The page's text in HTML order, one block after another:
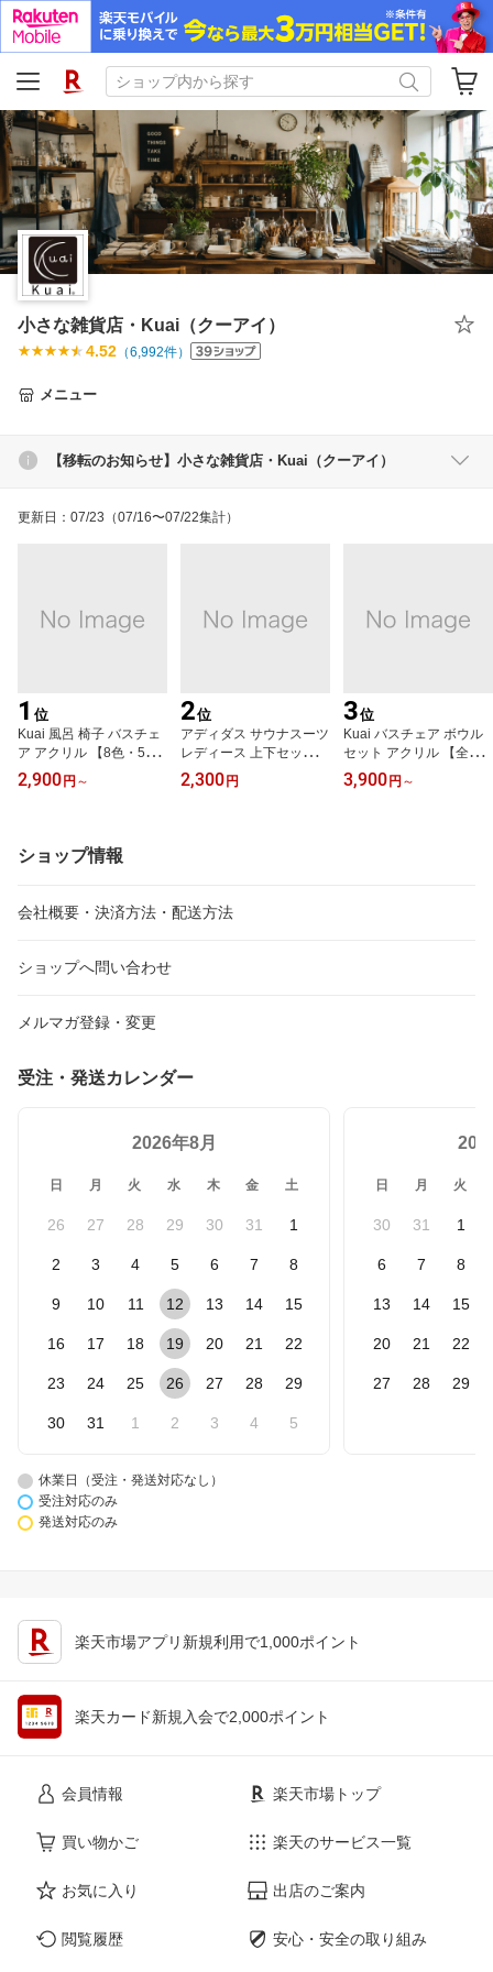
小さな雑貨店・Kuai（クーアイ）
4.52 （6,992件）
メニュー
【移転のお知らせ】小さな雑貨店・Kuai（クーアイ）
更新日 ： 07/23 （07/16〜07/22集計）
1 位
Kuai 風呂 椅子 バスチェ
ア アクリル 【8色・5サ
イズ】 お風呂 お風呂の
椅子 椅子 イス バスチェ
す 風呂イス おしゃれ シ
ンプル 大きめ コの字
2,900 円 ～
2位
アディダス サウナスーツ
レディース 上下セット a
didas おしゃれ ダイエッ
トスーツ ダイエットウェ
2,300 円
3位
Kuai バスチェア ボウル
セット アクリル 【全8
色・5サイズ】 風呂 椅子
お風呂の椅子 おしゃれ
3,900 円 ～
ショップ情報
会社概要・決済方法・配送方法
ショップへ問い合わせ
メルマガ登録・変更
受注・発送カレンダー
2026年8月
日 月 火 水 木 金 土
26 27 28 29 30 31 1
2 3 4 5 6 7 8
9 10 11 12 13 14 15
16 17 18 19 20 21 22
23 24 25 26 27 28 29
30 31 1 2 3 4 5
日 月 火
30 31 1
6 7 8
13 14 15
20 21 22
27 28 29
休業日（受注・発送対応なし）
受注対応のみ
発送対応のみ
楽天市場アプリ新規利用で1,000ポイント
楽天カード新規入会で2,000ポイント
会員情報
買い物かご
お気に入り
閲覧履歴
楽天市場トップ
楽天のサービス一覧
出店のご案内
安心・安全の取り組み